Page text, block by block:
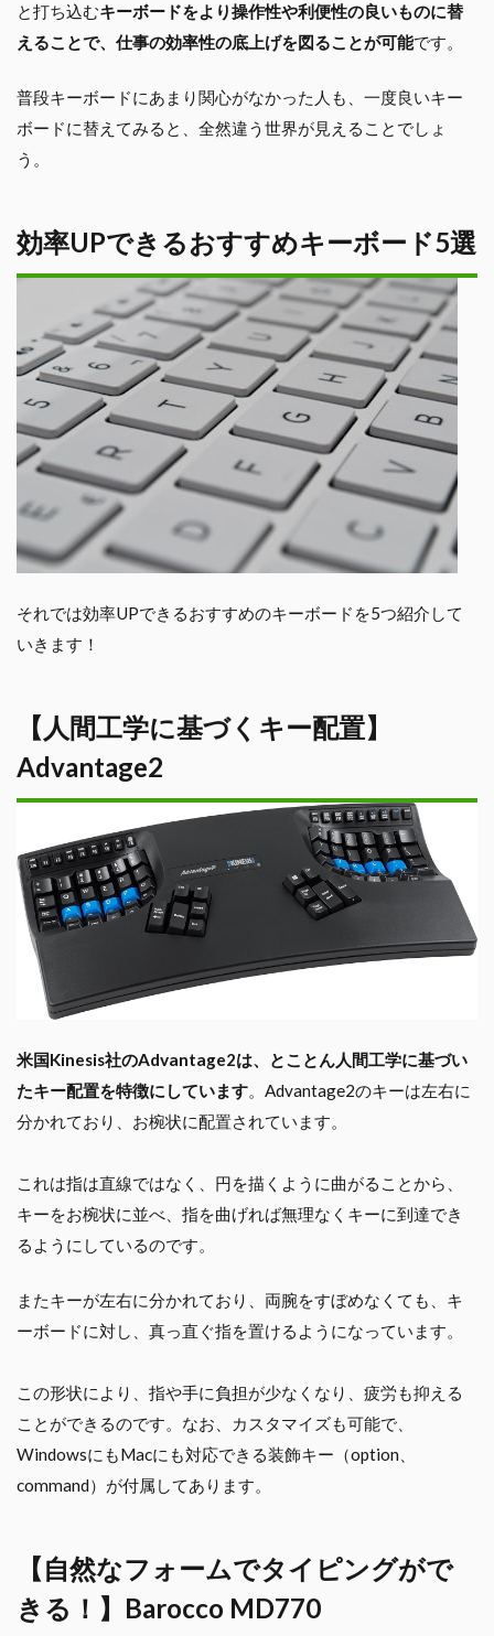
と打ち込むキーボードをより操作性や利便性の良いものに替
えることで、仕事の効率性の底上げを図ることが可能です。
普段キーボードにあまり関心がなかった人も、一度良いキー
ボードに替えてみると、全然違う世界が見えることでしょ
う。
効率UPできるおすすめキーボード5選
それでは効率UPできるおすすめのキーボードを5つ紹介して
いきます！
【人間工学に基づくキー配置】
Advantage2
米国Kinesis社のAdvantage2は、とことん人間工学に基づい
たキー配置を特徴にしています。Advantage2のキーは左右に
分かれており、お椀状に配置されています。
これは指は直線ではなく、円を描くように曲がることから、
キーをお椀状に並べ、指を曲げれば無理なくキーに到達でき
るようにしているのです。
またキーが左右に分かれており、両腕をすぼめなくても、キ
ーボードに対し、真っ直ぐ指を置けるようになっています。
この形状により、指や手に負担が少なくなり、疲労も抑える
ことができるのです。なお、カスタマイズも可能で、
WindowsにもMacにも対応できる装飾キー（option、
command）が付属してあります。
【自然なフォームでタイピングがで
きる！】Barocco MD770